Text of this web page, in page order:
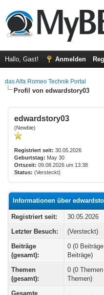
Hallo, Gast! Anmelden
das Alfa Romeo Technik Portal
Profil von edwardstory03
edwardstory03
(Newbie)
Registriert seit: 30.05.2026
Geburtstag: May 30
Ortszeit: 09.08.2026 um 13:38
Status: (Versteckt)
Informationen über
Registriert seit:
30.05.2026
Letzter Besuch:
(Versteckt)
Beiträge
(gesamt):
0 (0
Beiträge)
Themen
(gesamt):
0 (0
Themen)
Gesamte